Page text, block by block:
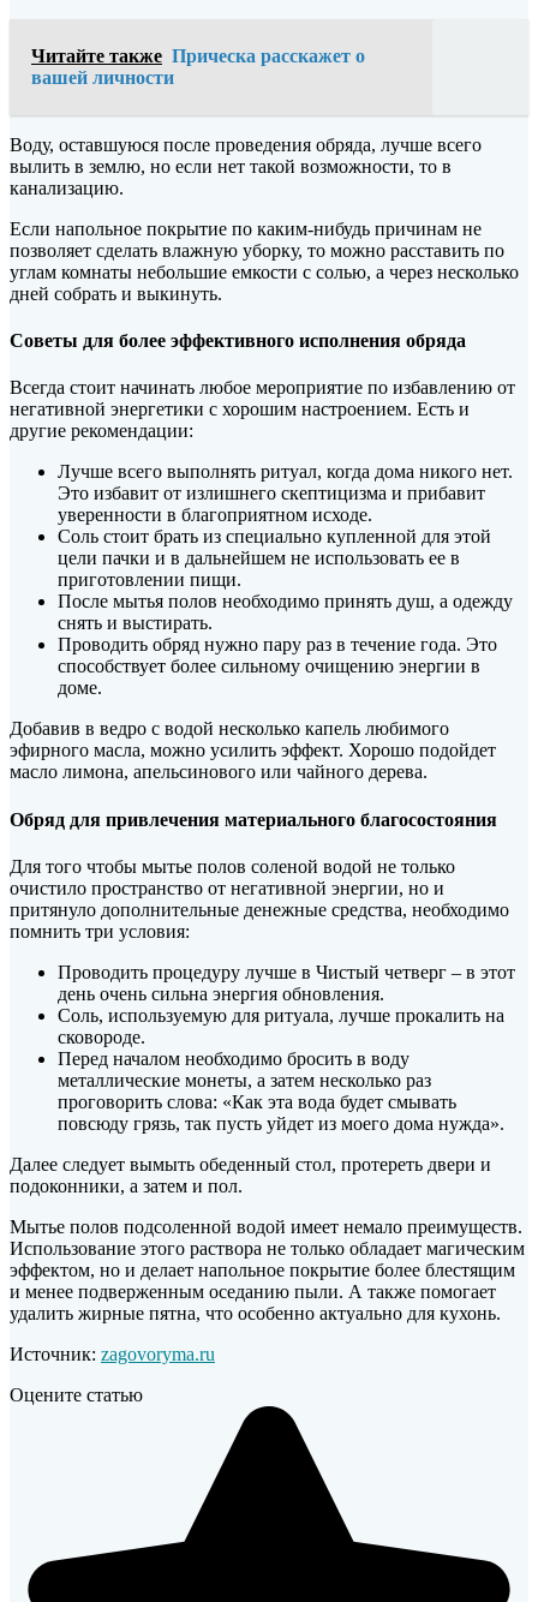
Читайте также Прическа расскажет о
вашей личности
Воду, оставшуюся после проведения обряда, лучше всего
вылить в землю, но если нет такой возможности, то в
канализацию.
Если напольное покрытие по каким-нибудь причинам не
позволяет сделать влажную уборку, то можно расставить по
углам комнаты небольшие емкости с солью, а через несколько
дней собрать и выкинуть.
Советы для более эффективного исполнения обряда
Всегда стоит начинать любое мероприятие по избавлению от
негативной энергетики с хорошим настроением. Есть и
другие рекомендации:
Лучше всего выполнять ритуал, когда дома никого нет.
Это избавит от излишнего скептицизма и прибавит
уверенности в благоприятном исходе.
Соль стоит брать из специально купленной для этой
цели пачки и в дальнейшем не использовать ее в
приготовлении пищи.
После мытья полов необходимо принять душ, а одежду
снять и выстирать.
Проводить обряд нужно пару раз в течение года. Это
способствует более сильному очищению энергии в
доме.
Добавив в ведро с водой несколько капель любимого
эфирного масла, можно усилить эффект. Хорошо подойдет
масло лимона, апельсинового или чайного дерева.
Обряд для привлечения материального благосостояния
Для того чтобы мытье полов соленой водой не только
очистило пространство от негативной энергии, но и
притянуло дополнительные денежные средства, необходимо
помнить три условия:
Проводить процедуру лучше в Чистый четверг – в этот
день очень сильна энергия обновления.
Соль, используемую для ритуала, лучше прокалить на
сковороде.
Перед началом необходимо бросить в воду
металлические монеты, а затем несколько раз
проговорить слова: «Как эта вода будет смывать
повсюду грязь, так пусть уйдет из моего дома нужда».
Далее следует вымыть обеденный стол, протереть двери и
подоконники, а затем и пол.
Мытье полов подсоленной водой имеет немало преимуществ.
Использование этого раствора не только обладает магическим
эффектом, но и делает напольное покрытие более блестящим
и менее подверженным оседанию пыли. А также помогает
удалить жирные пятна, что особенно актуально для кухонь.
Источник: zagovoryma.ru
Оцените статью